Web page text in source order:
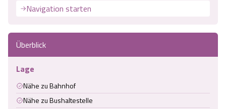
Navigation starten
Überblick
Lage
Nähe zu Bahnhof
Nähe zu Bushaltestelle